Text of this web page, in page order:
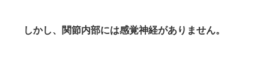
しかし、関節内部には感覚神経がありません。